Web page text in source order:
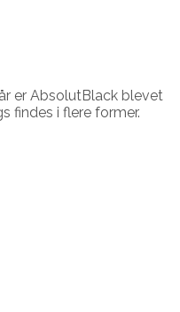
er AbsolutBlack blevet
findes i flere former.